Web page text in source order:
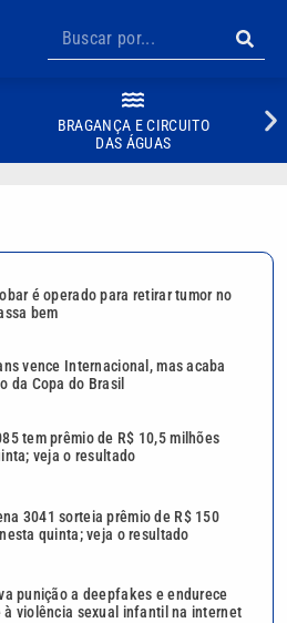
BRAGANÇA E CIRCUITO
DAS ÁGUAS
é operado para retirar tumor no
bem
vence Internacional, mas acaba
da Copa do Brasil
tem prêmio de R$ 10,5 milhões
veja o resultado
3041 sorteia prêmio de R$ 150
quinta; veja o resultado
punição a deepfakes e endurece
à violência sexual infantil na internet